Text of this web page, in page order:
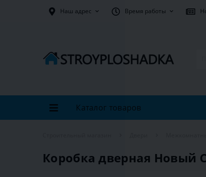
Наш адрес Время работы
Каталог товаров
Коробка дверная Новый